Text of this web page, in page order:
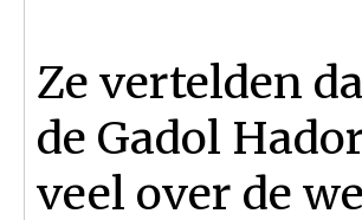
Ze vertelden
de Gadol
veel over de